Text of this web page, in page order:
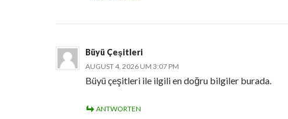
Büyü Çeşitleri
AUGUST 4, 2026 UM 3:07 PM
Büyü çeşitleri ile ilgili en doğru bilgiler burada.
ANTWORTEN